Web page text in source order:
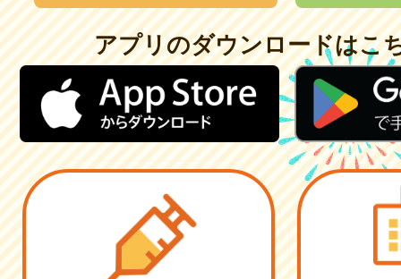
アプリのダウンロードはこ